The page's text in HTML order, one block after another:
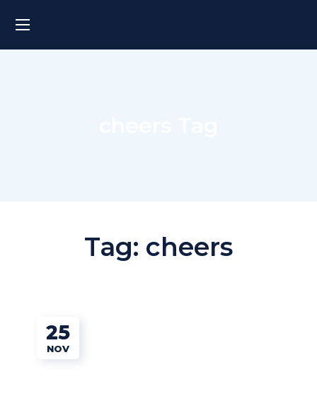
Tag: cheers
25
NOV